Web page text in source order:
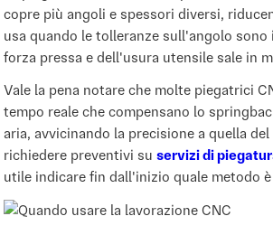
copre più angoli e spessori diversi,
usa quando le tolleranze sull'angolo
forza pressa e dell'usura utensile sale in
Vale la pena notare che molte piegatrici
tempo reale che compensano lo
aria, avvicinando la precisione a quella
richiedere preventivi su servizi di
utile indicare fin dall'inizio quale metodo